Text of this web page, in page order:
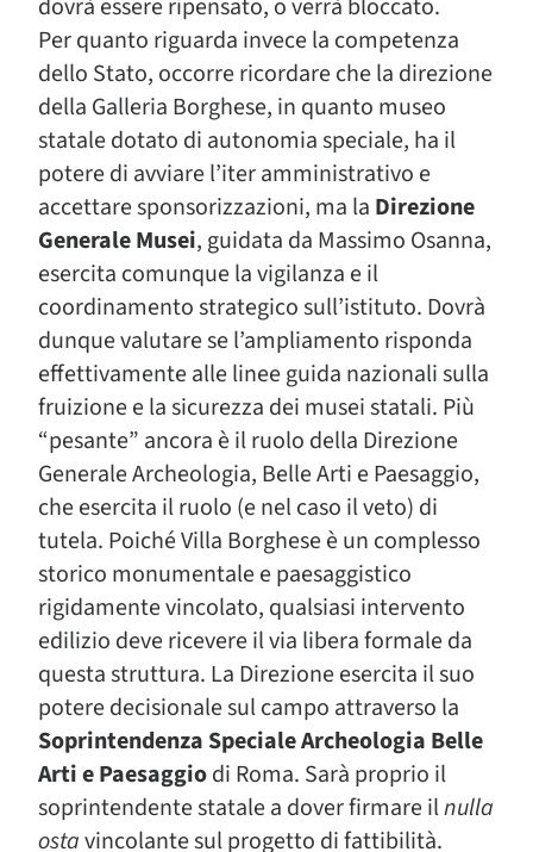
dovrà essere ripensato, o verrà bloccato.
Per quanto riguarda invece la competenza
dello Stato, occorre ricordare che la direzione
della Galleria Borghese, in quanto museo
statale dotato di autonomia speciale, ha il
potere di avviare l’iter amministrativo e
accettare sponsorizzazioni, ma la Direzione
Generale Musei, guidata da Massimo Osanna,
esercita comunque la vigilanza e il
coordinamento strategico sull’istituto. Dovrà
dunque valutare se l’ampliamento risponda
effettivamente alle linee guida nazionali sulla
fruizione e la sicurezza dei musei statali. Più
“pesante” ancora è il ruolo della Direzione
Generale Archeologia, Belle Arti e Paesaggio,
che esercita il ruolo (e nel caso il veto) di
tutela. Poiché Villa Borghese è un complesso
storico monumentale e paesaggistico
rigidamente vincolato, qualsiasi intervento
edilizio deve ricevere il via libera formale da
questa struttura. La Direzione esercita il suo
potere decisionale sul campo attraverso la
Soprintendenza Speciale Archeologia Belle
Arti e Paesaggiodi Roma. Sarà proprio il
soprintendente statale a dover firmare ilnulla
ostavincolante sul progetto di fattibilità.